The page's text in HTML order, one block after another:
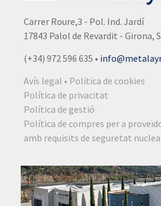
Carrer Roure,3 - Pol. Ind. Jardí
17843 Palol de Revardit - Girona,
(+34) 972 596 635 •
Avís legal • Política de cookies
Política de privacitat
Política de gestió
Política de compres per a
amb requisits de seguretat